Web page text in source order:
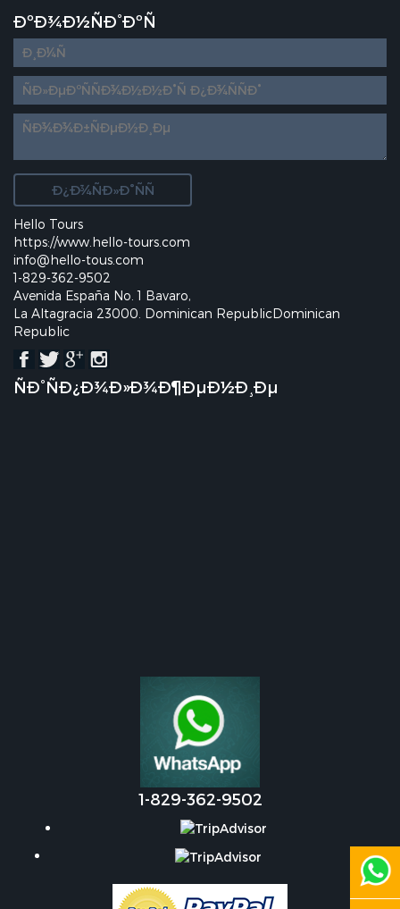
ÐºÐ¾Ð½ÑÐ°ÐºÑ
Diseño
web
personalizado
Hello Tours
https://www.hello-tours.com
info@hello-tous.com
1-829-362-9502
Avenida España No. 1 Bavaro,
La Altagracia 23000. Dominican RepublicDominican
Republic
ÑÐ°ÑÐ¿Ð¾Ð»Ð¾Ð¶ÐµÐ½Ð¸Ðµ
1-829-362-9502